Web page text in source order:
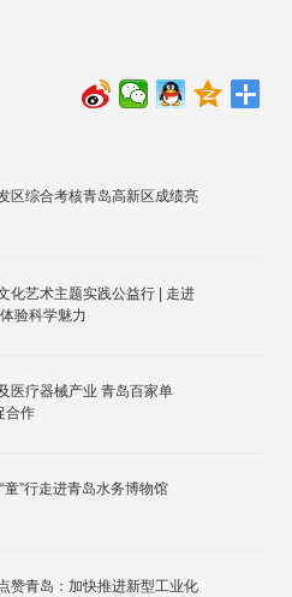
区综合考核青岛高新区成绩亮
化艺术主题实践公益行 | 走进
验科学魅力
医疗器械产业 青岛百家单
合作
童”行走进青岛水务博物馆
赞青岛：加快推进新型工业化